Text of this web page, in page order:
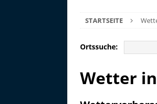
STARTSEITE
Ortssuche:
Wetter